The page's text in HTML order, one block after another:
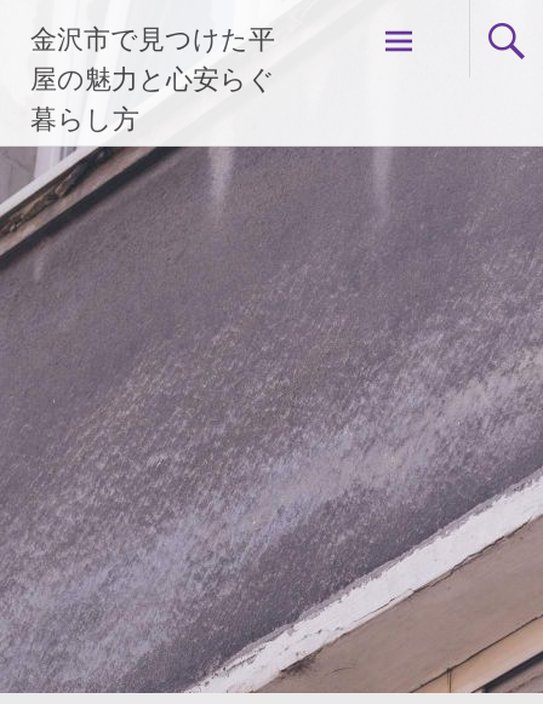
ス
キ
ッ
プ
金沢市で見つけた平
屋の魅力と心安らぐ
暮らし方